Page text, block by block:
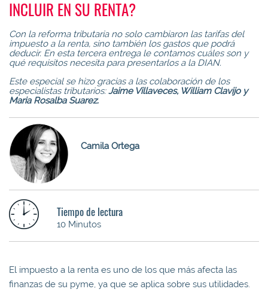
INCLUIR EN SU RENTA?
Con la reforma tributaria no solo cambiaron las tarifas del
impuesto a la renta, sino también los gastos que podrá
deducir. En esta tercera entrega le contamos cuáles son y
qué requisitos necesita para presentarlos a la DIAN.
Este especial se hizo gracias a las colaboración de los
especialistas tributarios:Jaime Villaveces, William Clavijo y
Maria Rosalba Suarez.
Camila Ortega
Tiempo de lectura
10 Minutos
El impuesto a la renta es uno de los que más afecta las
finanzas de su pyme, ya que se aplica sobre sus utilidades.